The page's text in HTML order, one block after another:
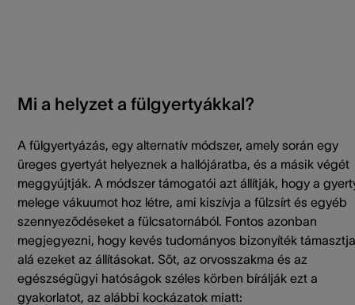
Mi a helyzet a fülgyertyákkal?
A fülgyertyázás, egy alternatív módszer, amely során egy
üreges gyertyát helyeznek a hallójáratba, és a másik végét
meggyújtják. A módszer támogatói azt állítják, hogy a
melege vákuumot hoz létre, ami kiszívja a fülzsírt és egyéb
szennyeződéseket a fülcsatornából. Fontos azonban
megjegyezni, hogy kevés tudományos bizonyíték támasztja
alá ezeket az állításokat. Sőt, az orvosszakma és az
egészségügyi hatóságok széles körben bírálják ezt a
gyakorlatot, az alábbi kockázatok miatt: